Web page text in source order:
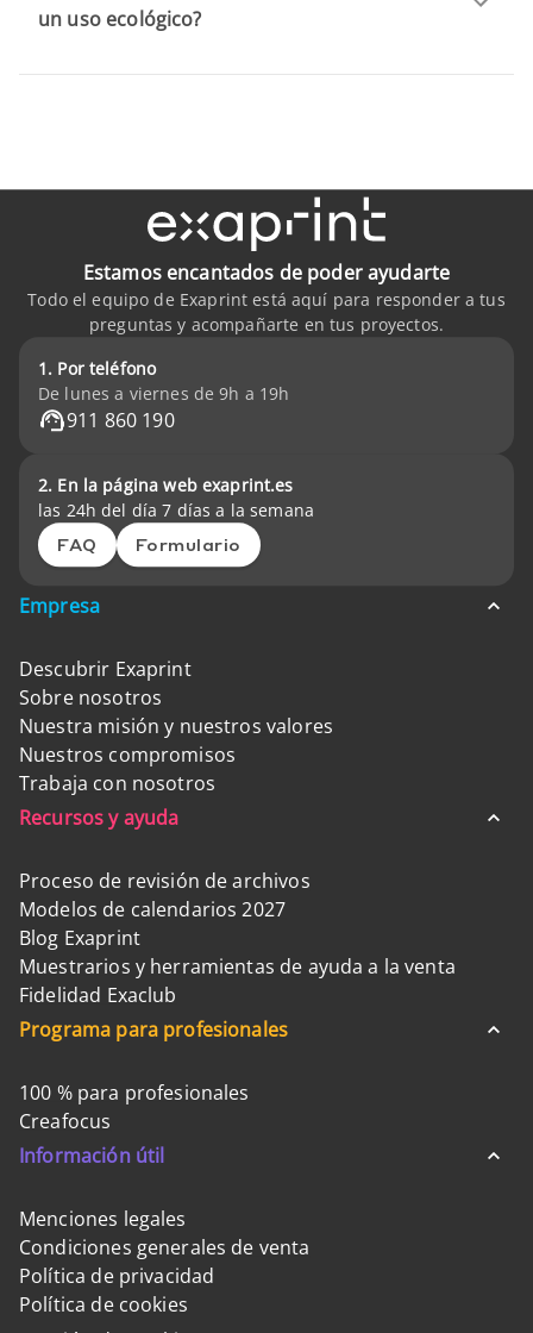
un uso ecológico?
Estamos encantados de poder ayudarte
Todo el equipo de Exaprint está aquí para responder a tus
preguntas y acompañarte en tus proyectos.
1. Por teléfono
De lunes a viernes de 9h a 19h
911 860 190
2. En la página web exaprint.es
las 24h del día 7 días a la semana
FAQ Formulario
Empresa
Descubrir Exaprint
Sobre nosotros
Nuestra misión y nuestros valores
Nuestros compromisos
Trabaja con nosotros
Recursos y ayuda
Proceso de revisión de archivos
Modelos de calendarios 2027
Blog Exaprint
Muestrarios y herramientas de ayuda a la venta
Fidelidad Exaclub
Programa para profesionales
100 % para profesionales
Creafocus
Información útil
Menciones legales
Condiciones generales de venta
Política de privacidad
Política de cookies